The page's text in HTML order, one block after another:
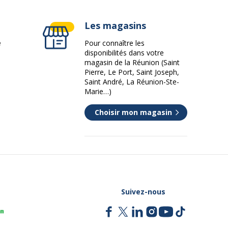
Les magasins
Pour connaître les
disponibilités dans votre
magasin de la Réunion (Saint
Pierre, Le Port, Saint Joseph,
Saint André, La Réunion-Ste-
Marie…)
Choisir mon magasin
Suivez-nous